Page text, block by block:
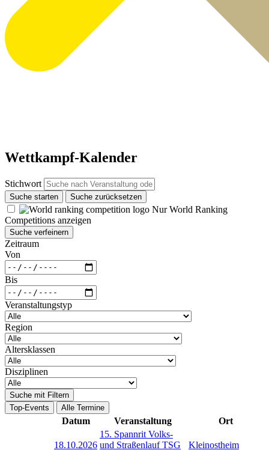
Wettkampf-Kalender
Stichwort
Suche starten Suche zurücksetzen
Nur World Ranking
Competitions anzeigen
Suche verfeinern
Zeitraum
Von
Bis
Veranstaltungstyp
Region
Altersklassen
Disziplinen
Suche mit Filtern
Top-Events
Alle Termine
Datum Veranstaltung Ort
18.10.2026
15. Spannrit Volks-
und Straßenlauf TSG
Kleinostheim